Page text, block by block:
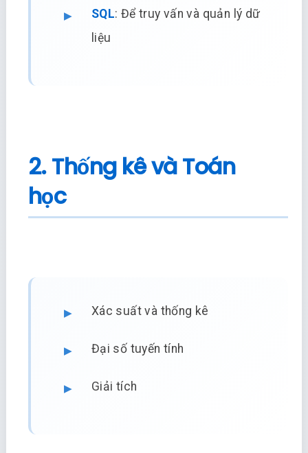
SQL: Để truy vấn và quản lý dữ
liệu
2. Thống kê và Toán
học
Xác suất và thống kê
Đại số tuyến tính
Giải tích